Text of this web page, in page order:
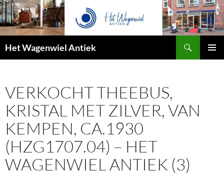
Het Wagenwiel Antiek
VERKOCHT THEEBUS,
KRISTAL MET ZILVER, VAN
KEMPEN, CA.1930
(HZG1707.04) – HET
WAGENWIEL ANTIEK (3)